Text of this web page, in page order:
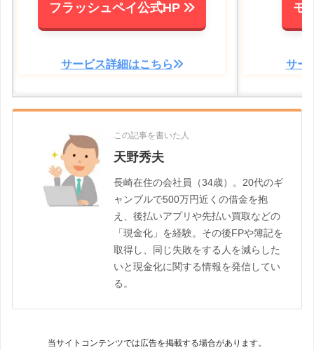
フラッシュペイ公式HP
サービス詳細はこちら
モ
サー
この記事を書いた人
天野秀夫
長崎在住の会社員（34歳）。20代のギ
ャンブルで500万円近くの借金を抱
え、後払いアプリや先払い買取などの
「現金化」を経験。その後FPや簿記を
取得し、同じ失敗をする人を減らした
いと現金化に関する情報を発信してい
る。
当サイトコンテンツでは広告を掲載する場合があります。